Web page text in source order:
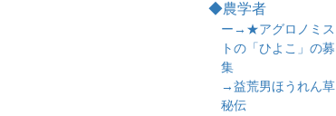
◆農学者
ー→★アグロノミス
トの「ひよこ」の募
集
→益荒男ほうれん草
秘伝